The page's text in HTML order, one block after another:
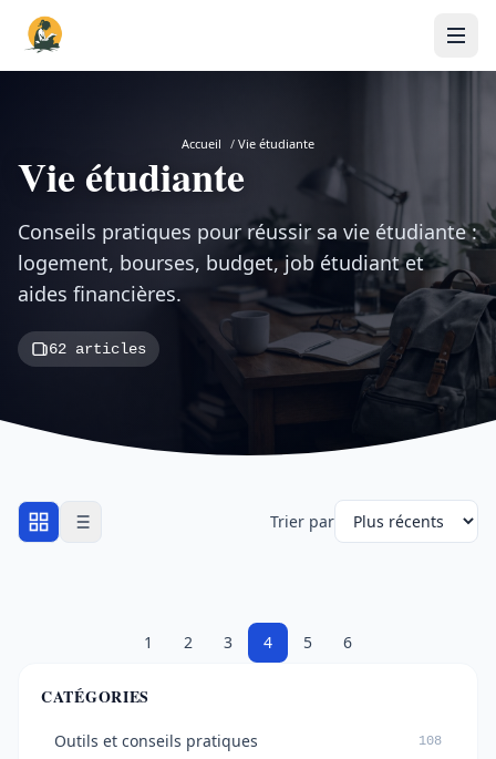
Accueil / Vie étudiante
Vie étudiante
Conseils pratiques pour réussir sa vie étudiante :
logement, bourses, budget, job étudiant et
aides financières.
62 articles
Trier par
1 2 3 4 5 6
CATÉGORIES
Outils et conseils pratiques 108